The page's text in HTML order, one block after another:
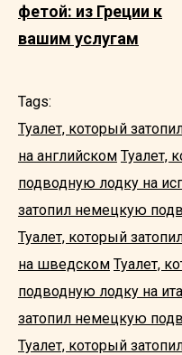
фетой: из Греции к
вашим услугам
Tags:
Туалет, который
на английском Туалет,
подводную лодку на
затопил немецкую
Туалет, который
на шведском Туалет,
подводную лодку на
затопил немецкую
Туалет, который